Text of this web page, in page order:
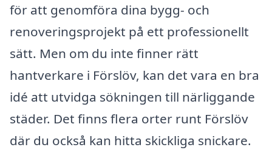
för att genomföra dina bygg- och
renoveringsprojekt på ett professionellt
sätt. Men om du inte finner rätt
hantverkare i Förslöv, kan det vara en bra
idé att utvidga sökningen till närliggande
städer. Det finns flera orter runt Förslöv
där du också kan hitta skickliga snickare.